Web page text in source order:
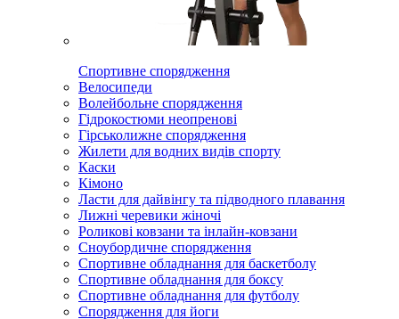
Спортивне спорядження
Велосипеди
Волейбольне спорядження
Гідрокостюми неопренові
Гірськолижне спорядження
Жилети для водних видів спорту
Каски
Кімоно
Ласти для дайвінгу та підводного плавання
Лижні черевики жіночі
Роликові ковзани та інлайн-ковзани
Сноубордичне спорядження
Спортивне обладнання для баскетболу
Спортивне обладнання для боксу
Спортивне обладнання для футболу
Спорядження для йоги